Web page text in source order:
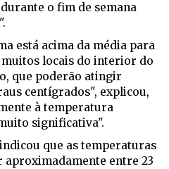
o fim de semana
está acima da média para
muitos locais do interior do
que poderão atingir
centígrados", explicou,
à temperatura
significativa".
que as temperaturas
entre 23